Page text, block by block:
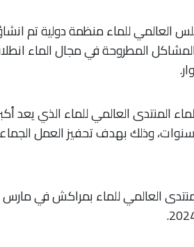
المشاكل المطروحة في مجال الماء
المنتدى العالمي للماء الذي يعد
سنوات، وذلك بهدف تحفيز العمل